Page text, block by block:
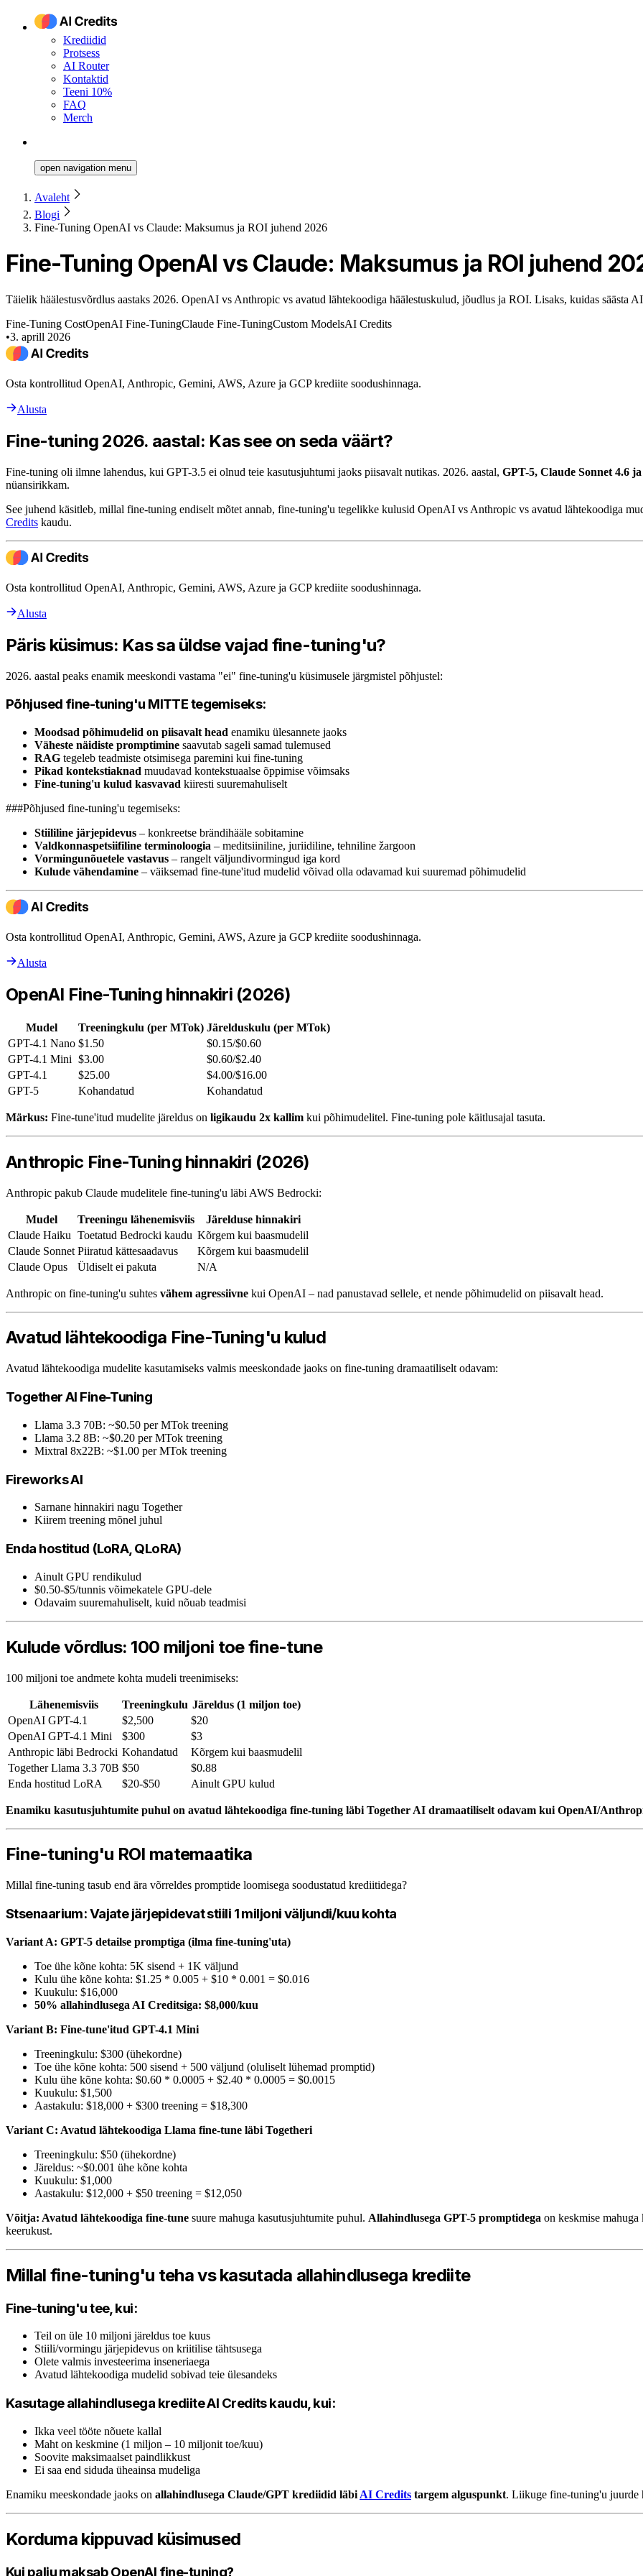
Krediidid
Protsess
AI Router
Kontaktid
Teeni 10%
FAQ
Merch
open navigation menu
Avaleht
Blogi
Fine-Tuning OpenAI vs Claude: Maksumus ja ROI juhend 2026
Fine-Tuning OpenAI vs Claude: Maksumus ja ROI juhend
Täielik häälestusvõrdlus aastaks 2026. OpenAI vs Anthropic vs avatud lähtekoodiga häälestuskulud, jõudlus ja ROI. Lisaks, kuidas säästa
Fine-Tuning CostOpenAI Fine-TuningClaude Fine-TuningCustom ModelsAI Credits
•3. aprill 2026
Osta kontrollitud OpenAI, Anthropic, Gemini, AWS, Azure ja GCP krediite soodushinnaga.
Alusta
Fine-tuning 2026. aastal: Kas see on seda väärt?
Fine-tuning oli ilmne lahendus, kui GPT-3.5 ei olnud teie kasutusjuhtumi jaoks piisavalt nutikas. 2026. aastal, GPT-5, Claude Sonnet 4.6
nüansirikkam.
See juhend käsitleb, millal fine-tuning endiselt mõtet annab, fine-tuning'u tegelikke kulusid OpenAI vs Anthropic vs avatud lähtekoodiga
Credits kaudu.
Osta kontrollitud OpenAI, Anthropic, Gemini, AWS, Azure ja GCP krediite soodushinnaga.
Alusta
Päris küsimus: Kas sa üldse vajad fine-tuning'u?
aastal peaks enamik meeskondi vastama "ei" fine-tuning'u küsimusele järgmistel põhjustel:
Põhjused fine-tuning'u MITTE tegemiseks:
Moodsad põhimudelid on piisavalt head enamiku ülesannete jaoks
Väheste näidiste promptimine saavutab sageli samad tulemused
RAG tegeleb teadmiste otsimisega paremini kui fine-tuning
Pikad kontekstiaknad muudavad kontekstuaalse õppimise võimsaks
Fine-tuning'u kulud kasvavad kiiresti suuremahuliselt
###Põhjused fine-tuning'u tegemiseks:
Stiililine järjepidevus – konkreetse brändihääle sobitamine
Valdkonnaspetsiifiline terminoloogia – meditsiiniline, juriidiline, tehniline žargoon
Vormingunõuetele vastavus – rangelt väljundivormingud iga kord
Kulude vähendamine – väiksemad fine-tune'itud mudelid võivad olla odavamad kui suuremad põhimudelid
Osta kontrollitud OpenAI, Anthropic, Gemini, AWS, Azure ja GCP krediite soodushinnaga.
Alusta
OpenAI Fine-Tuning hinnakiri (2026)
Mudel Treeningkulu (per MTok) Järelduskulu (per MTok)
GPT-4.1 Nano $1.50
$0.15/$0.60
GPT-4.1 Mini $3.00
$0.60/$2.40
GPT-4.1
$25.00
$4.00/$16.00
GPT-5
Kohandatud Kohandatud
Märkus: Fine-tune'itud mudelite järeldus on ligikaudu 2x kallim kui põhimudelitel. Fine-tuning pole käitlusajal tasuta.
Anthropic Fine-Tuning hinnakiri (2026)
Anthropic pakub Claude mudelitele fine-tuning'u läbi AWS Bedrocki:
Mudel Treeningu lähenemisviis
Järelduse hinnakiri
Claude Haiku Toetatud Bedrocki kaudu Kõrgem kui baasmudelil
Claude Sonnet Piiratud kättesaadavus
Kõrgem kui baasmudelil
Claude Opus
Üldiselt ei pakuta N/A
Anthropic on fine-tuning'u suhtes vähem agressiivne kui OpenAI – nad panustavad sellele, et nende põhimudelid on piisavalt head.
Avatud lähtekoodiga Fine-Tuning'u kulud
Avatud lähtekoodiga mudelite kasutamiseks valmis meeskondade jaoks on fine-tuning dramaatiliselt odavam:
Together AI Fine-Tuning
Llama 3.3 70B: ~$0.50 per MTok treening
Llama 3.2 8B: ~$0.20 per MTok treening
Mixtral 8x22B: ~$1.00 per MTok treening
Fireworks AI
Sarnane hinnakiri nagu Together
Kiirem treening mõnel juhul
Enda hostitud (LoRA, QLoRA)
Ainult GPU rendikulud
$0.50-$5/tunnis võimekatele GPU-dele
Odavaim suuremahuliselt, kuid nõuab teadmisi
Kulude võrdlus: 100 miljoni toe fine-tune
100 miljoni toe andmete kohta mudeli treenimiseks:
Lähenemisviis Treeningkulu Järeldus (1 miljon toe)
OpenAI GPT-4.1
$2,500
$20
OpenAI GPT-4.1 Mini
$300
$3
Anthropic läbi Bedrocki Kohandatud
Kõrgem kui baasmudelil
Together Llama 3.3 70B $50
$0.88
Enda hostitud LoRA
$20-$50 Ainult GPU kulud
Enamiku kasutusjuhtumite puhul on avatud lähtekoodiga fine-tuning läbi Together AI dramaatiliselt odavam kui OpenAI/
Fine-tuning'u ROI matemaatika
Millal fine-tuning tasub end ära võrreldes promptide loomisega soodustatud krediitidega?
Stsenaarium: Vajate järjepidevat stiili 1 miljoni väljundi/kuu kohta
Variant A: GPT-5 detailse promptiga (ilma fine-tuning'uta)
Toe ühe kõne kohta: 5K sisend + 1K väljund
Kulu ühe kõne kohta: $1.25 * 0.005 + $10 * 0.001 = $0.016
Kuukulu: $16,000
50% allahindlusega AI Creditsiga: $8,000/kuu
Variant B: Fine-tune'itud GPT-4.1 Mini
Treeningkulu: $300 (ühekordne)
Toe ühe kõne kohta: 500 sisend + 500 väljund (oluliselt lühemad promptid)
Kulu ühe kõne kohta: $0.60 * 0.0005 + $2.40 * 0.0005 = $0.0015
Kuukulu: $1,500
Aastakulu: $18,000 + $300 treening = $18,300
Variant C: Avatud lähtekoodiga Llama fine-tune läbi Togetheri
Treeningkulu: $50 (ühekordne)
Järeldus: ~$0.001 ühe kõne kohta
Kuukulu: $1,000
Aastakulu: $12,000 + $50 treening = $12,050
Võitja: Avatud lähtekoodiga fine-tune suure mahuga kasutusjuhtumite puhul. Allahindlusega GPT-5 promptidega on keskmise
keerukust.
Millal fine-tuning'u teha vs kasutada allahindlusega krediite
Fine-tuning'u tee, kui:
Teil on üle 10 miljoni järeldus toe kuus
Stiili/vormingu järjepidevus on kriitilise tähtsusega
Olete valmis investeerima inseneriaega
Avatud lähtekoodiga mudelid sobivad teie ülesandeks
Kasutage allahindlusega krediite AI Credits kaudu, kui:
Ikka veel tööte nõuete kallal
Maht on keskmine (1 miljon – 10 miljonit toe/kuu)
Soovite maksimaalset paindlikkust
Ei saa end siduda üheainsa mudeliga
Enamiku meeskondade jaoks on allahindlusega Claude/GPT krediidid läbi AI Credits targem alguspunkt. Liikuge fine-tuning'u juurde
Korduma kippuvad küsimused
Kui palju maksab OpenAI fine-tuning?